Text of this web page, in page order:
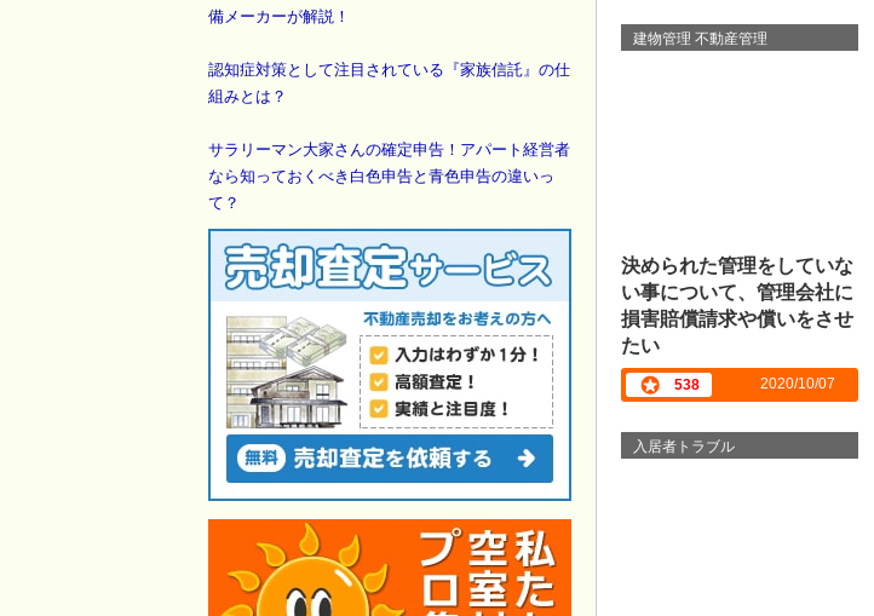
建物管理 不動産管理
決められた管理をしていな
い事について、管理会社に
損害賠償請求や償いをさせ
たい
538 2020/10/07
入居者トラブル
備メーカーが解説！
認知症対策として注目されている『家族信託』の仕
組みとは？
サラリーマン大家さんの確定申告！アパート経営者
なら知っておくべき白色申告と青色申告の違いっ
て？